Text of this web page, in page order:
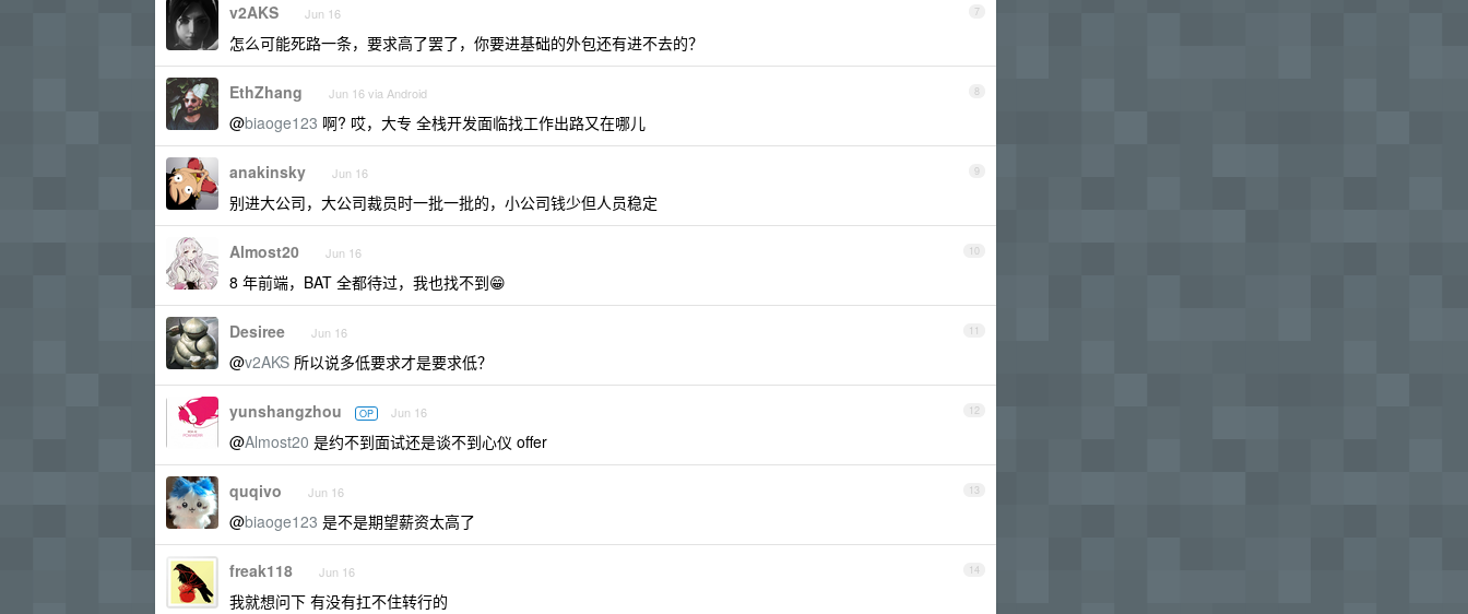
7
v2AKS Jun 16
怎么可能死路一条，要求高了罢了，你要进基础的外包还有进不去的？
8
EthZhang Jun 16 via Android
@biaoge123 啊? 哎，大专 全栈开发面临找工作出路又在哪儿
9
anakinsky Jun 16
别进大公司，大公司裁员时一批一批的，小公司钱少但人员稳定
10
Almost20 Jun 16
8 年前端，BAT 全都待过，我也找不到😁
11
Desiree Jun 16
@v2AKS 所以说多低要求才是要求低？
12
yunshangzhou OP Jun 16
@Almost20 是约不到面试还是谈不到心仪 offer
13
quqivo Jun 16
@biaoge123 是不是期望薪资太高了
14
freak118 Jun 16
我就想问下 有没有扛不住转行的